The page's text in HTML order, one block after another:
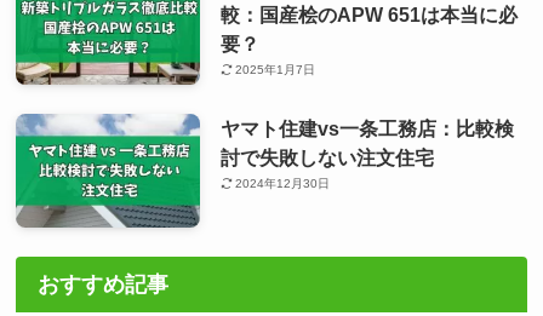
較：国産桧のAPW 651は本当に必
要？
2025年1月7日
ヤマト住建vs一条工務店：比較検
討で失敗しない注文住宅
2024年12月30日
おすすめ記事